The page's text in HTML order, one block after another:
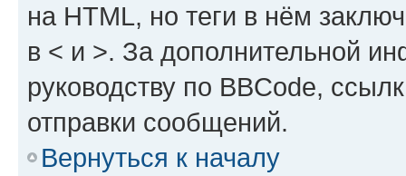
на HTML, но теги в нём
в < и >. За дополнительной
руководству по BBCode,
отправки сообщений.
Вернуться к началу